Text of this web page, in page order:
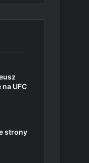
UFC
strony